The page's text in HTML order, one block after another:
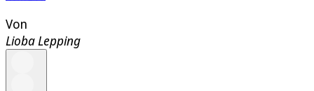
Von
Lioba Lepping